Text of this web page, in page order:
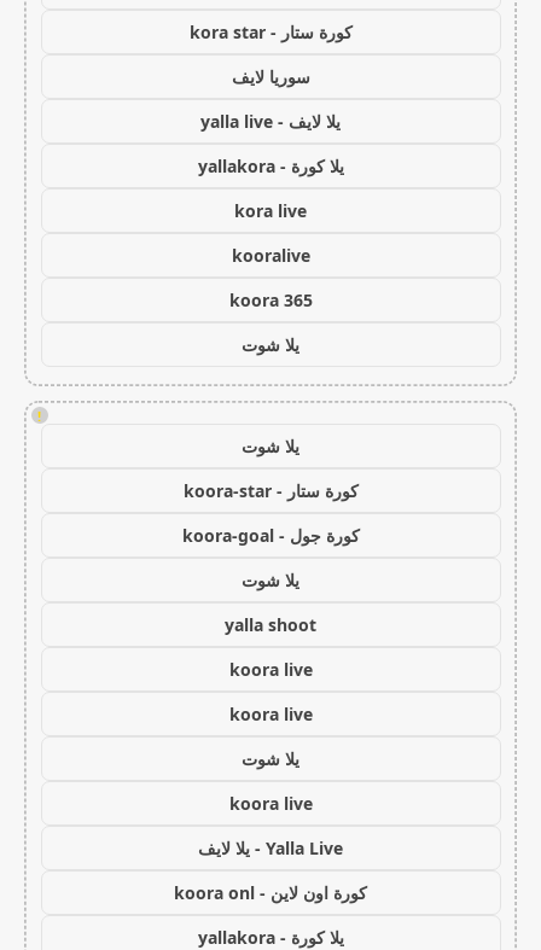
كورة ستار - kora star
سوريا لايف
يلا لايف - yalla live
يلا كورة - yallakora
kora live
kooralive
koora 365
يلا شوت
!
يلا شوت
كورة ستار - koora-star
كورة جول - koora-goal
يلا شوت
yalla shoot
koora live
koora live
يلا شوت
koora live
Yalla Live - يلا لايف
كورة اون لاين - koora onl
يلا كورة - yallakora